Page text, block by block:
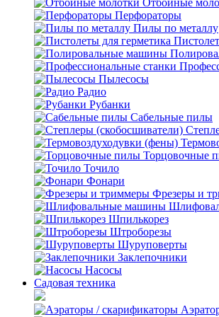
Отбойные
Перфораторы
Пилы по металлу
Пылесосы
Радио
Рубанки
Сабельные пилы
Торцовочные
Точило
Фонари
Фрезеры и
Шпилькорез
Штроборезы
Шуруповерты
Заклепочники
Насосы
Садовая техника